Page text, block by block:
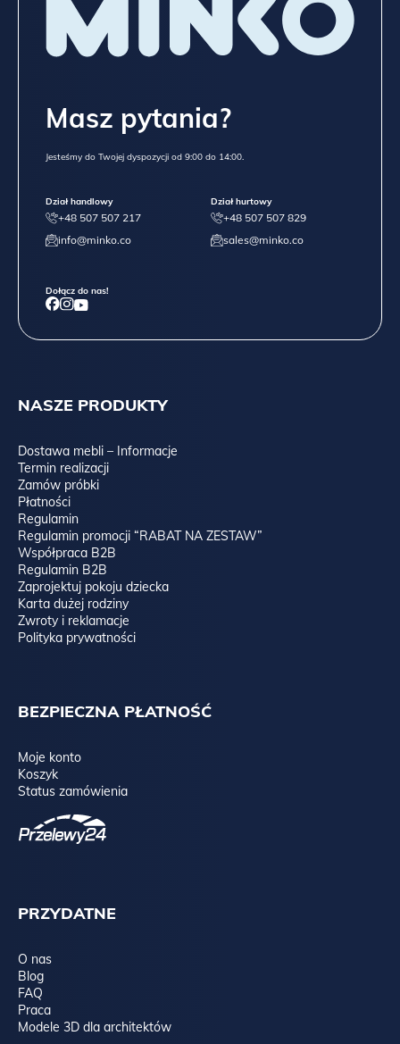
NASZE PRODUKTY
Dostawa mebli – Informacje
Termin realizacji
Zamów próbki
Płatności
Regulamin
Regulamin promocji “RABAT NA ZESTAW”
Współpraca B2B
Regulamin B2B
Zaprojektuj pokoju dziecka
Karta dużej rodziny
Zwroty i reklamacje
Polityka prywatności
BEZPIECZNA PŁATNOŚĆ
Moje konto
Koszyk
Status zamówienia
PRZYDATNE
O nas
Blog
FAQ
Praca
Modele 3D dla architektów
Masz pytania?
Jesteśmy do Twojej dyspozycji od 9:00 do 14:00.
Dział handlowy
+48 507 507 217
info@minko.co
Dział hurtowy
+48 507 507 829
sales@minko.co
Dołącz do nas!